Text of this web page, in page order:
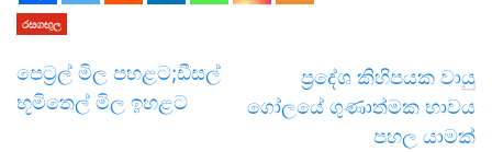
රසගඟුල
පෙට්‍රල් මිල පහළට;ඩීසල්
භූමිතෙල් මිල ඉහළට
ප්‍රදේශ කිහිපයක වායු
ගෝලයේ ගුණාත්මක භාවය
පහල යාමක්